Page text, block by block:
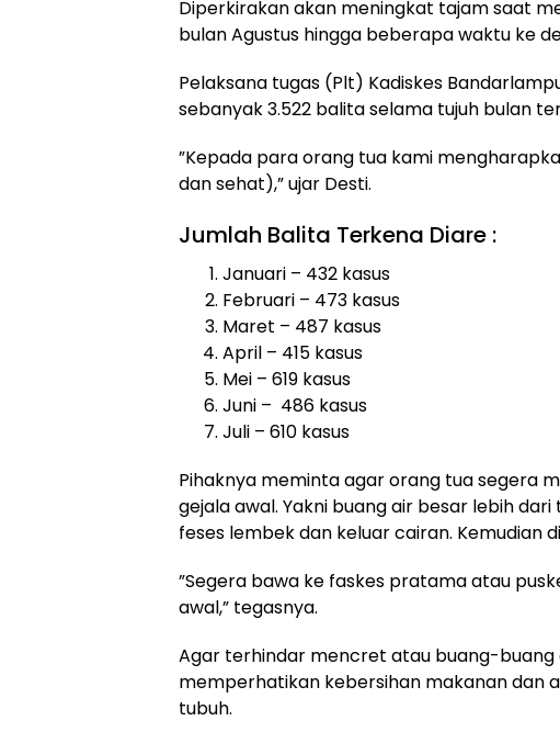
Diperkirakan akan meningkat tajam saat
bulan Agustus hingga beberapa waktu ke
Pelaksana tugas (Plt) Kadiskes
sebanyak 3.522 balita selama tujuh bulan
”Kepada para orang tua kami
dan sehat),” ujar Desti.
Jumlah Balita Terkena Diare :
Januari – 432 kasus
Februari – 473 kasus
Maret – 487 kasus
April – 415 kasus
Mei – 619 kasus
Juni – 486 kasus
Juli – 610 kasus
Pihaknya meminta agar orang tua segera
gejala awal. Yakni buang air besar lebih
feses lembek dan keluar cairan. Kemudian
”Segera bawa ke faskes pratama atau
awal,” tegasnya.
Agar terhindar mencret atau buang-buang
memperhatikan kebersihan makanan dan
tubuh.